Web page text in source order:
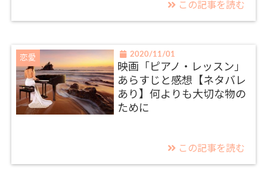
この記事を読む
恋愛 2020/11/01
映画「ピアノ・レッスン」
あらすじと感想【ネタバレ
あり】何よりも大切な物の
ために
この記事を読む